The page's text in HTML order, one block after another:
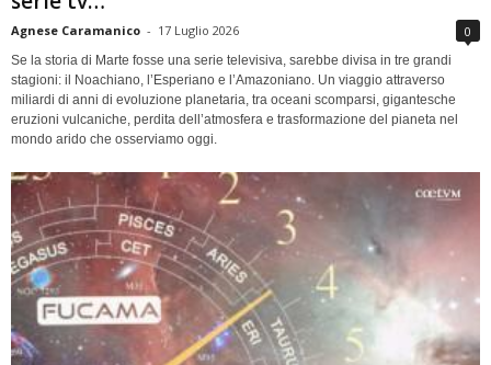
Agnese Caramanico - 17 Luglio 2026 0
Se la storia di Marte fosse una serie televisiva, sarebbe divisa in tre grandi
stagioni: il Noachiano, l’Esperiano e l’Amazoniano. Un viaggio attraverso
miliardi di anni di evoluzione planetaria, tra oceani scomparsi, gigantesche
eruzioni vulcaniche, perdita dell’atmosfera e trasformazione del pianeta nel
mondo arido che osserviamo oggi.